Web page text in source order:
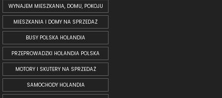
WYNAJEM MIESZKANIA, DOMU, POKOJU
MIESZKANIA I DOMY NA SPRZEDAŻ
BUSY POLSKA HOLANDIA
PRZEPROWADZKI HOLANDIA POLSKA
MOTORY I SKUTERY NA SPRZEDAŻ
SAMOCHODY HOLANDIA